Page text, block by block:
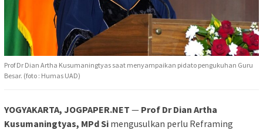
Prof Dr Dian Artha Kusumaningtyas saat menyampaikan pidato pengukuhan Guru
Besar. (foto : Humas UAD)
YOGYAKARTA, JOGPAPER.NET — Prof Dr Dian Artha
Kusumaningtyas, MPd Si mengusulkan perlu Reframing